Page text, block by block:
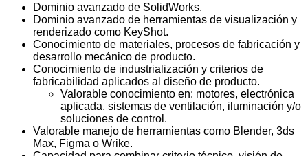
Dominio avanzado de SolidWorks.
Dominio avanzado de herramientas de visualización y
renderizado como KeyShot.
Conocimiento de materiales, procesos de fabricación y
desarrollo mecánico de producto.
Conocimiento de industrialización y criterios de
fabricabilidad aplicados al diseño de producto.
Valorable conocimiento en: motores, electrónica
aplicada, sistemas de ventilación, iluminación y/o
soluciones de control.
Valorable manejo de herramientas como Blender, 3ds
Max, Figma o Wrike.